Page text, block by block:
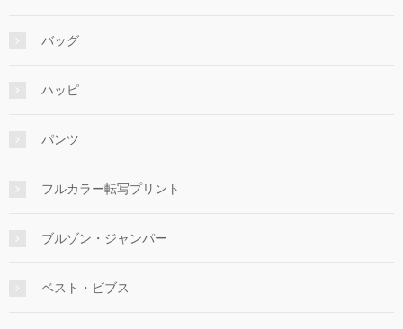
バッグ
ハッピ
パンツ
フルカラー転写プリント
ブルゾン・ジャンパー
ベスト・ビブス